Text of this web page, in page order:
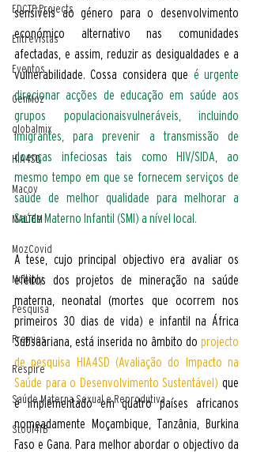
EDCTP Projects
Entrevistas
Eventos
GenMoz
globalmix
HIA4SD
Macov
MALTEM
MozCovid
Multiply
Pesquisa
Premios
Respire
Saúde Materna Sexual e Reprodutiva
Stool4TB
sensíveis ao género para o desenvolvimento
económico alternativo nas comunidades
afectadas, e assim, reduzir as desigualdades e a
vulnerabilidade. Cossa considera que é urgente
direcionar acções de educação em saúde aos
grupos populacionaisvulneráveis, incluindo
imigrantes, para prevenir a transmissão de
doenças infeciosas tais como HIV/SIDA, ao
mesmo tempo em que se fornecem serviços de
saúde de melhor qualidade para melhorar a
Saúde Materno Infantil (SMI) a nível local.
A tese, cujo principal objectivo era avaliar os
efeitos dos projetos de mineração na saúde
materna, neonatal (mortes que ocorrem nos
primeiros 30 dias de vida) e infantil na África
Subsaariana, está inserida no âmbito do projecto
de pesquisa HIA4SD (Avaliação do Impacto na
Saúde para o Desenvolvimento Sustentável) que
é implementado em quatro países africanos
nomeadamente Moçambique, Tanzânia, Burkina
Faso e Gana. Para melhor abordar o objectivo da